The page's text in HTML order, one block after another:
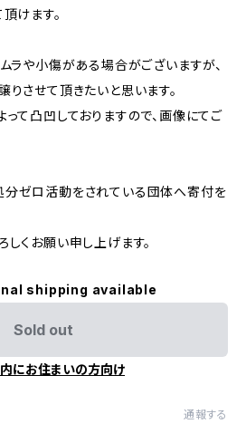
けます。
ラや小傷がある場合がございますが、
させて頂きたいと思います。
て凸凹しておりますので、画像にてご
ゼロ活動をされている団体へ寄付を
くお願い申し上げます。
shipping available
Sold out
にお住まいの方向け
通報する